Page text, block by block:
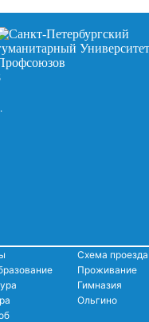
Схема проезда
Проживание
Гимназия
Ольгино